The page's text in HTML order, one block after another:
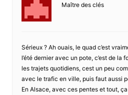
Maître des clés
Sérieux ? Ah ouais, le quad c’est
l’été dernier avec un pote, c’est de la
les trajets quotidiens, cest un peu
avec le trafic en ville, puis faut aussi
En Alsace, avec ces pentes et tout,